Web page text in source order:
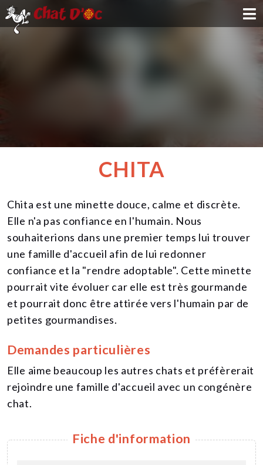
NOUS SOUTENIR
CONTACT
CHITA
Chita est une minette douce, calme et discrète.
Elle n'a pas confiance en l'humain. Nous
souhaiterions dans une premier temps lui trouver
une famille d'accueil afin de lui redonner
confiance et la "rendre adoptable". Cette minette
pourrait vite évoluer car elle est très gourmande
et pourrait donc être attirée vers l'humain par de
petites gourmandises.
Demandes particulières
Elle aime beaucoup les autres chats et préfèrerait
rejoindre une famille d'accueil avec un congénère
chat.
Fiche d'information